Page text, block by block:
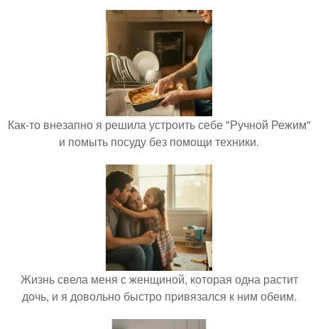
Как-то внезапно я решила устроить себе "Ручной Режим"
и помыть посуду без помощи техники.
Жизнь свела меня с женщиной, которая одна растит
дочь, и я довольно быстро привязался к ним обеим.